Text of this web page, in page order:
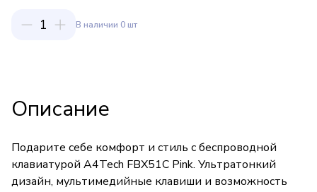
1 В наличии 0 шт
Описание
Подарите себе комфорт и стиль с беспроводной
клавиатурой A4Tech FBX51C Pink. Ультратонкий
дизайн, мультимедийные клавиши и возможность